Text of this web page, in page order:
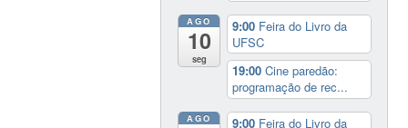
AGO
10
seg
9:00 Feira do Livro da
UFSC
19:00Cine paredão:
programação de rec...
AGO 9:00 Feira do Livro da